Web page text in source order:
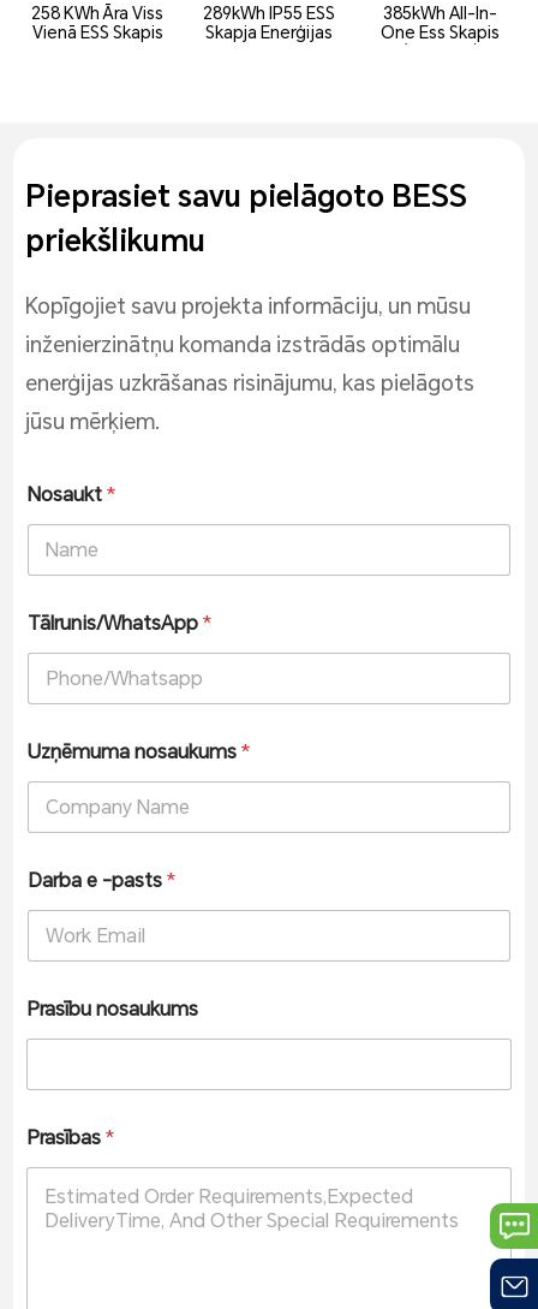
258 KWh Āra Viss
Vienā ESS Skapis
289kWh IP55 ESS
Skapja Enerģijas
385kWh All-In-
One Ess Skapis
Pieprasiet savu pielāgoto BESS
priekšlikumu
Kopīgojiet savu projekta informāciju, un mūsu
inženierzinātņu komanda izstrādās optimālu
enerģijas uzkrāšanas risinājumu, kas pielāgots
jūsu mērķiem.
Nosaukt*
Tālrunis/WhatsApp*
Uzņēmuma nosaukums*
Darba e -pasts*
Prasību nosaukums
Prasības*